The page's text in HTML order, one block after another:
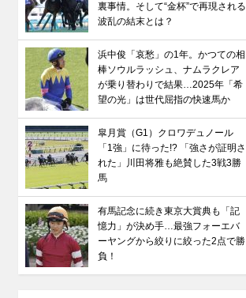
裏事情。そして“金杯”で再現される
波乱の結末とは？
浜中俊「哀愁」の1年。かつての相
棒ソウルラッシュ、ナムラクレア
が乗り替わりで結果…2025年「希
望の光」は世代屈指の快速馬か
皐月賞（G1）クロワデュノール
「1強」に待った!? 「強さが証明さ
れた」川田将雅も絶賛した3戦3勝
馬
有馬記念に続き東京大賞典も「記
憶力」が決め手…最強フォーエバ
ーヤングから絞りに絞った2点で勝
負！